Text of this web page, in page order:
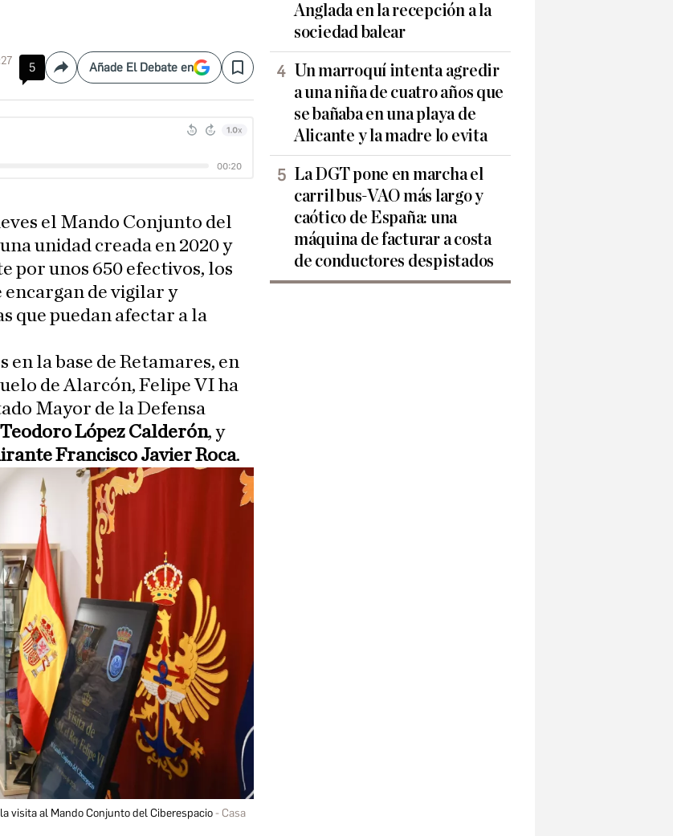
5 CompartirAñade El Debate en Save
el Mando Conjunto del
unidad creada en 2020 y
por unos 650 efectivos, los
encargan de vigilar y
que puedan afectar a la
en la base de Retamares, en
de Alarcón, Felipe VI ha
Mayor de la Defensa
López Calderón, y
Francisco Javier Roca.
visita al Mando Conjunto del Ciberespacio
Casa
Anglada en la recepción a la
sociedad balear
Un marroquí intenta agredir
a una niña de cuatro años que
se bañaba en una playa de
Alicante y la madre lo evita
La DGT pone en marcha el
carril bus-VAO más largo y
caótico de España: una
máquina de facturar a costa
de conductores despistados